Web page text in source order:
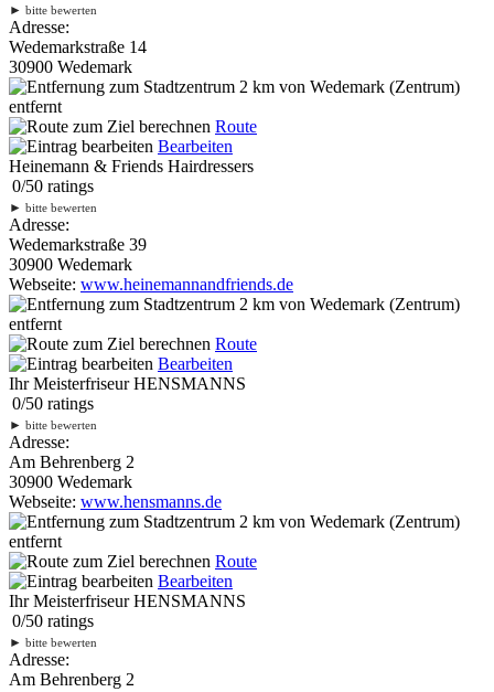
► bitte bewerten
Adresse:
Wedemarkstraße 14
30900 Wedemark
2 km von Wedemark (Zentrum)
entfernt
Route
Bearbeiten
Heinemann & Friends Hairdressers
0/50 ratings
► bitte bewerten
Adresse:
Wedemarkstraße 39
30900 Wedemark
Webseite: www.heinemannandfriends.de
2 km von Wedemark (Zentrum)
entfernt
Route
Bearbeiten
Ihr Meisterfriseur HENSMANNS
0/50 ratings
► bitte bewerten
Adresse:
Am Behrenberg 2
30900 Wedemark
Webseite: www.hensmanns.de
2 km von Wedemark (Zentrum)
entfernt
Route
Bearbeiten
Ihr Meisterfriseur HENSMANNS
0/50 ratings
► bitte bewerten
Adresse:
Am Behrenberg 2